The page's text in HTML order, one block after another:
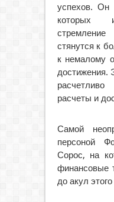
успехов.
которых
стянутся к
к немалому
достижения.
расчеты и
Самой
персоной
Сорос, на
финансовые
до акул